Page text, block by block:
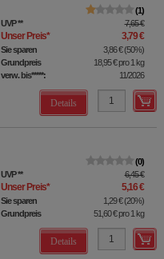
1
UVP** 7,65 €
Unser Preis* 3,79 €
Sie sparen 3,86 €(50%)
Grundpreis
18,95 €pro 1 kg
verw. bis*****:
11/2026
Details
0
UVP** 6,45 €
Unser Preis* 5,16 €
Sie sparen 1,29 €(20%)
Grundpreis
51,60 €pro 1 kg
Details